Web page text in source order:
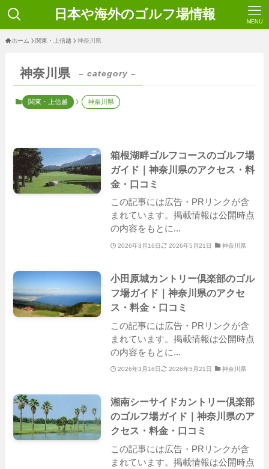
日本や海外のゴルフ場情報 MENU
ホーム 関東・上信越 神奈川県
神奈川県 – category –
関東・上信越 神奈川県
箱根湖畔ゴルフコースのゴルフ場
ガイド｜神奈川県のアクセス・料
金・口コミ
この記事には広告・PRリンクが含
まれています。掲載情報は公開時点
の内容をもとに...
2026年3月16日 2026年5月21日 神奈川県
小田原城カントリー倶楽部のゴル
フ場ガイド｜神奈川県のアクセ
ス・料金・口コミ
この記事には広告・PRリンクが含
まれています。掲載情報は公開時点
の内容をもとに...
2026年3月16日 2026年5月21日 神奈川県
湘南シーサイドカントリー倶楽部
のゴルフ場ガイド｜神奈川県のア
クセス・料金・口コミ
この記事には広告・PRリンクが含
まれています。掲載情報は公開時点